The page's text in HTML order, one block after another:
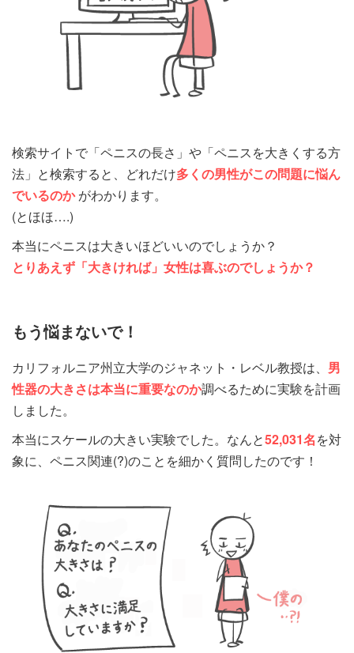
検索サイトで「ペニスの長さ」や「ペニスを大きくする方
法」と検索すると、どれだけ多くの男性がこの問題に悩ん
でいるのかがわかります。
(とほほ….)
本当にペニスは大きいほどいいのでしょうか？
とりあえず「大きければ」女性は喜ぶのでしょうか？
もう悩まないで！
カリフォルニア州立大学のジャネット・レベル教授は、 男
性器の大きさは本当に重要なのか調べるために実験を計画
しました。
本当にスケールの大きい実験でした。なんと52,031名を対
象に、ペニス関連(?)のことを細かく質問したのです！